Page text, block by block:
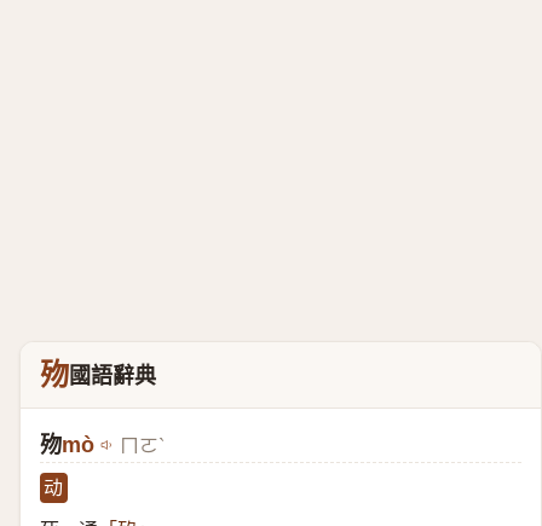
歾國語辭典
歾mò ㄇㄛˋ
动